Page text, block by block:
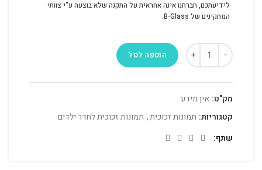
לידיעתכם, חברתנו אינה אחראית על התקנה שלא בוצעה ע"י צוותי
המתקינים של B-Glass.
הוספה לסל
מק"ט: אין מידע
קטגוריות: תמונות זכוכית, תמונות זכוכית לחדר ילדים
שתף